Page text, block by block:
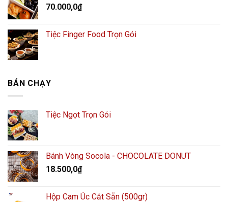
70.000,0₫
Tiệc Finger Food Trọn Gói
BÁN CHẠY
Tiệc Ngọt Trọn Gói
Bánh Vòng Socola - CHOCOLATE DONUT
18.500,0₫
Hộp Cam Úc Cắt Sẵn (500gr)